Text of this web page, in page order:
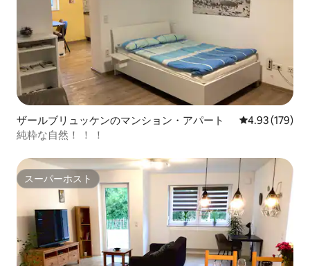
ザールブリュッケンのマンション・アパート レビュー179
4.93 (179)
純粋な自然！ ！ ！
スーパーホスト
スーパーホスト